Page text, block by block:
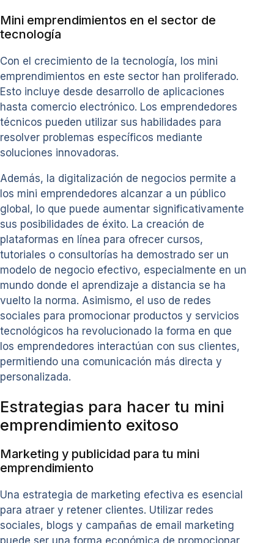
Mini emprendimientos en el sector de
tecnología
Con el crecimiento de la tecnología, los mini
emprendimientos en este sector han proliferado.
Esto incluye desde desarrollo de aplicaciones
hasta comercio electrónico. Los emprendedores
técnicos pueden utilizar sus habilidades para
resolver problemas específicos mediante
soluciones innovadoras.
Además, la digitalización de negocios permite a
los mini emprendedores alcanzar a un público
global, lo que puede aumentar significativamente
sus posibilidades de éxito. La creación de
plataformas en línea para ofrecer cursos,
tutoriales o consultorías ha demostrado ser un
modelo de negocio efectivo, especialmente en un
mundo donde el aprendizaje a distancia se ha
vuelto la norma. Asimismo, el uso de redes
sociales para promocionar productos y servicios
tecnológicos ha revolucionado la forma en que
los emprendedores interactúan con sus clientes,
permitiendo una comunicación más directa y
personalizada.
Estrategias para hacer tu mini
emprendimiento exitoso
Marketing y publicidad para tu mini
emprendimiento
Una estrategia de marketing efectiva es esencial
para atraer y retener clientes. Utilizar redes
sociales, blogs y campañas de email marketing
puede ser una forma económica de promocionar